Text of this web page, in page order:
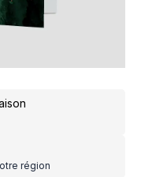
région